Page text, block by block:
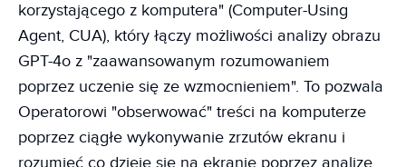
korzystającego z komputera" (Computer-Using
Agent, CUA), który łączy możliwości analizy obrazu
GPT-4o z "zaawansowanym rozumowaniem
poprzez uczenie się ze wzmocnieniem". To pozwala
Operatorowi "obserwować" treści na komputerze
poprzez ciągłe wykonywanie zrzutów ekranu i
rozumieć co dzieje się na ekranie poprzez analizę